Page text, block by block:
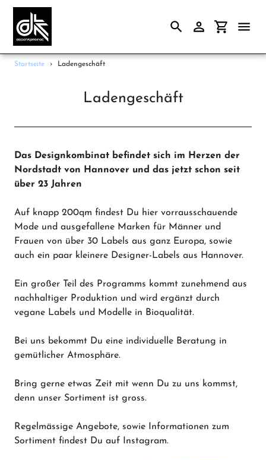
Direkt
SuchenEinloggen
Gutscheine
Unsere Marken
Ladengeschäft
Startseite › Ladengeschäft
Ladengeschäft
Das Designkombinat befindet sich im Herzen der
Nordstadt von Hannover und das jetzt schon seit
über 23 Jahren
Auf knapp 200qm findest Du hier vorrausschauende
Mode und ausgefallene Marken für Männer und
Frauen von über 30 Labels aus ganz Europa, sowie
auch ein paar kleinere Designer-Labels aus Hannover.
Ein großer Teil des Programms kommt zunehmend aus
nachhaltiger Produktion und wird ergänzt durch
vegane Labels und Modelle in Bioqualität.
Bei uns bekommt Du eine individuelle Beratung in
gemütlicher Atmosphäre.
Bring gerne etwas Zeit mit wenn Du zu uns kommst,
denn unser Sortiment ist gross.
Regelmässige Angebote, sowie Informationen zum
Sortiment findest Du auf Instagram.